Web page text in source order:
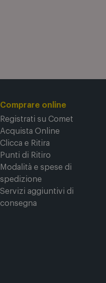
Comprare online
Registrati su Comet
Acquista Online
Clicca e Ritira
Punti di Ritiro
Modalità e spese di
spedizione
Servizi aggiuntivi di